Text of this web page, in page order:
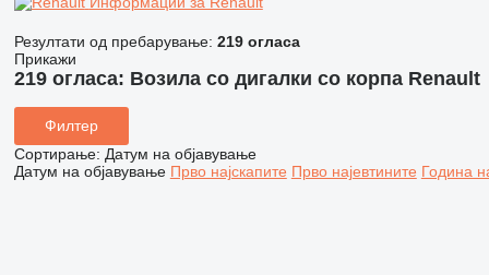
Резултати од пребарување: 219 огласа
Прикажи
219 огласа: Возила со дигалки со корпа Renault
Филтер
Сортирање: Датум на објавување
Датум на објавување Прво најскапите Прво најевтините Година